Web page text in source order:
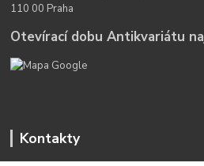
110 00 Praha
Otevírací dobu Antikvariátu
Kontakty